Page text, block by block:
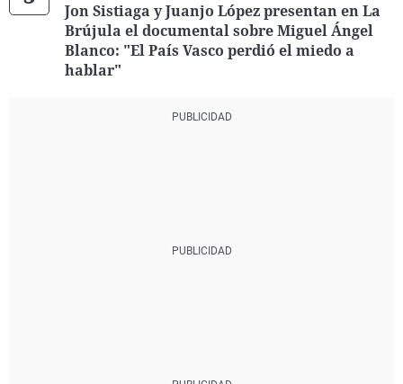
Jon Sistiaga y Juanjo López presentan en La
Brújula el documental sobre Miguel Ángel
Blanco: "El País Vasco perdió el miedo a
hablar"